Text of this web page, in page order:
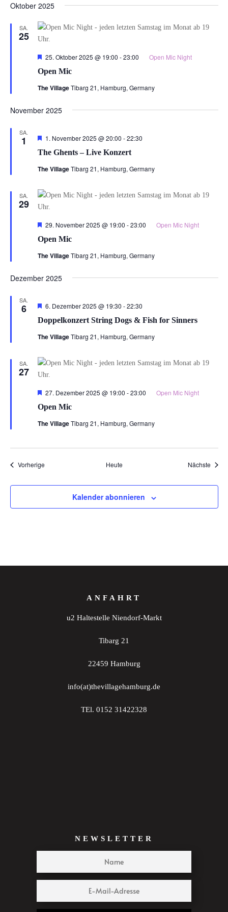
Oktober 2025
SA.
25
Open Mic
Hervorgehoben
25. Oktober 2025 @ 19:00 -23:00 Open Mic Night
The VillageTibarg 21, Hamburg, Germany
November 2025
SA.
1
The Ghents – Live Konzert
Hervorgehoben
1. November 2025 @ 20:00 -22:30
The VillageTibarg 21, Hamburg, Germany
SA.
29
Open Mic
Hervorgehoben
29. November 2025 @ 19:00 -23:00 Open Mic Night
The VillageTibarg 21, Hamburg, Germany
Dezember 2025
SA.
6
Doppelkonzert String Dogs & Fish for Sinners
Hervorgehoben
6. Dezember 2025 @ 19:30 -22:30
The VillageTibarg 21, Hamburg, Germany
SA.
27
Open Mic
Hervorgehoben
27. Dezember 2025 @ 19:00 -23:00 Open Mic Night
The VillageTibarg 21, Hamburg, Germany
VorherigeVeranstaltungen Heute Nächste
Kalender abonnieren
ANFAHRT
u2 Haltestelle Niendorf-Markt
Tibarg 21
22459 Hamburg
info(at)thevillagehamburg.de
TEl. 0152 31422328
NEWSLETTER